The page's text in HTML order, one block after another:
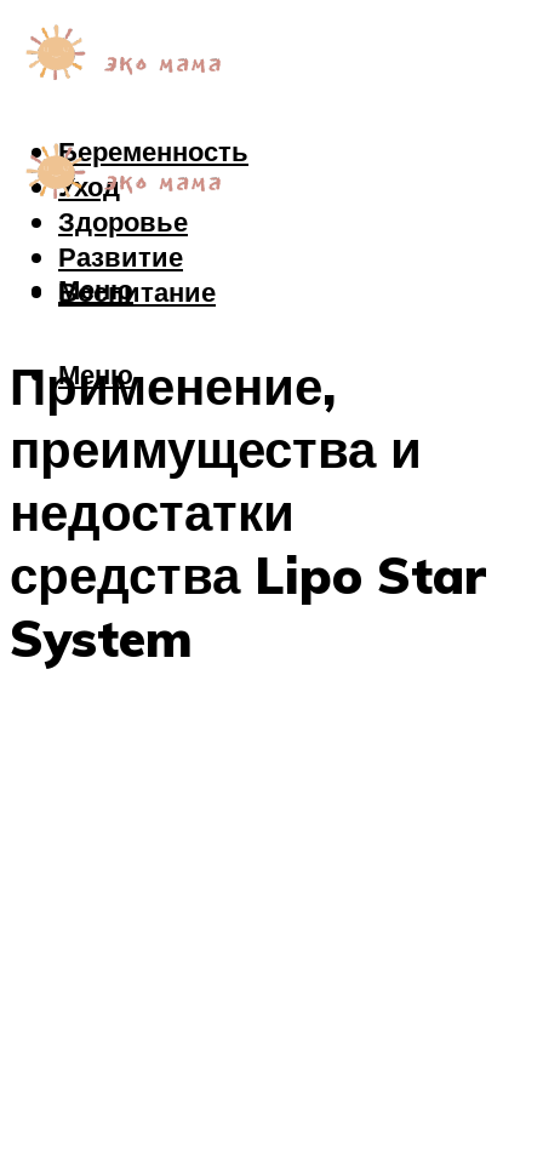
Беременность
Уход
Здоровье
Развитие
Воспитание
Меню
Меню
Применение,
преимущества и
недостатки
средства Lipo Star
System